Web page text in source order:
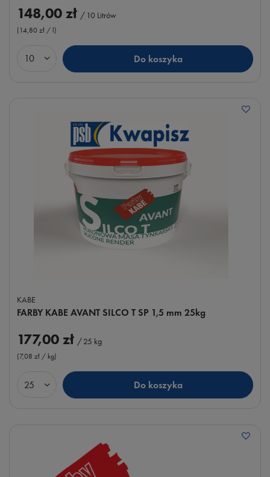
148,00 zł / 10 Litrów
(14,80 zł / l)
Ilość produktów Do koszyka
KABE
FARBY KABE AVANT SILCO T SP 1,5 mm 25kg
177,00 zł /25 kg
(7,08 zł / kg)
Ilość produktów Do koszyka